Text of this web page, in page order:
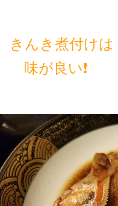
きんき煮付けは
味が良い❗